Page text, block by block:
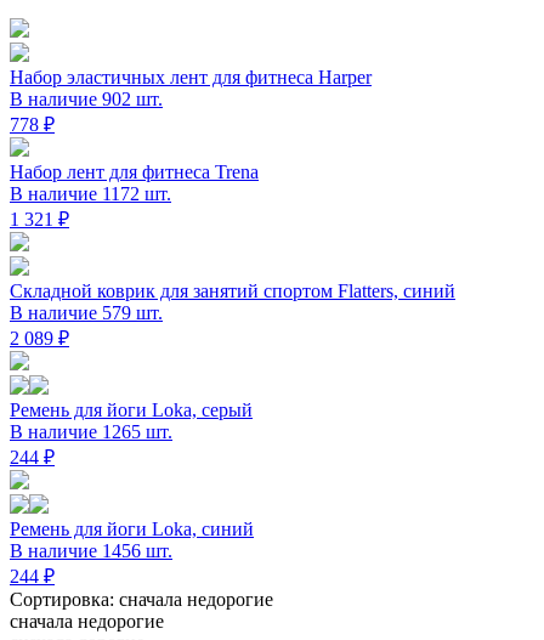
Набор эластичных лент для фитнеса Harper
В наличие 902 шт.
778 ₽
Набор лент для фитнеса Trena
В наличие 1172 шт.
1 321 ₽
Складной коврик для занятий спортом Flatters, синий
В наличие 579 шт.
2 089 ₽
Ремень для йоги Loka, серый
В наличие 1265 шт.
244 ₽
Ремень для йоги Loka, синий
В наличие 1456 шт.
244 ₽
Сортировка: сначала недорогие
сначала недорогие